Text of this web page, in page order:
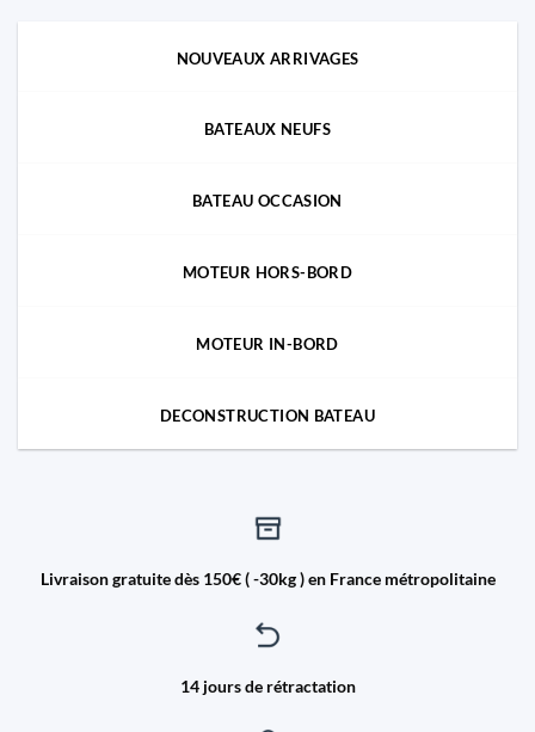
NOUVEAUX ARRIVAGES
BATEAUX NEUFS
BATEAU OCCASION
MOTEUR HORS-BORD
MOTEUR IN-BORD
DECONSTRUCTION BATEAU
Livraison gratuite dès 150€ ( -30kg ) en France métropolitaine
14 jours de rétractation